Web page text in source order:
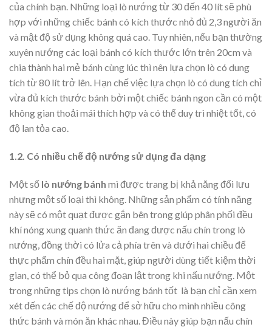
của chính bạn. Những loại lò nướng từ 30 đến 40 lít sẽ phù
hợp với những chiếc bánh có kích thước nhỏ đủ 2,3 người ăn
và mật độ sử dụng không quá cao. Tuy nhiên, nếu bạn thường
xuyên nướng các loại bánh có kích thước lớn trên 20cm và
chia thành hai mẻ bánh cùng lúc thì nên lựa chọn lò có dung
tích từ 80 lít trở lên. Hạn chế việc lựa chọn lò có dung tích chỉ
vừa đủ kích thước bánh bởi một chiếc bánh ngon cần có một
không gian thoải mái thích hợp và có thể duy trì nhiệt tốt, có
độ lan tỏa cao.
1.2. Có nhiều chế độ nướng sử dụng đa dạng
Một số lò nướng bánh mì được trang bị khả năng đối lưu
nhưng một số loại thì không. Những sản phẩm có tính năng
này sẽ có một quạt được gắn bên trong giúp phân phối đều
khí nóng xung quanh thức ăn đang được nấu chín trong lò
nướng, đồng thời có lửa cả phía trên và dưới hai chiều để
thực phẩm chín đều hai mặt, giúp người dùng tiết kiệm thời
gian, có thể bỏ qua công đoạn lật trong khi nấu nướng. Một
trong những tips chọn lò nướng bánh tốt là bạn chỉ cần xem
xét đến các chế độ nướng để sở hữu cho mình nhiều công
thức bánh và món ăn khác nhau. Điều này giúp bạn nấu chín